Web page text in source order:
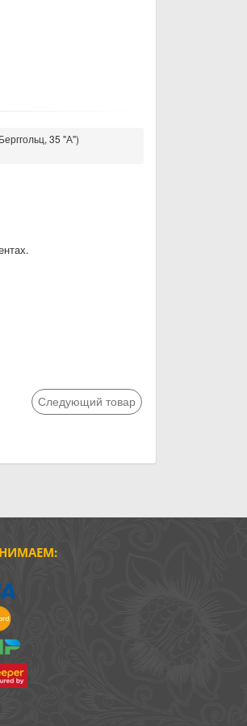
35 "А")
Следующий товар